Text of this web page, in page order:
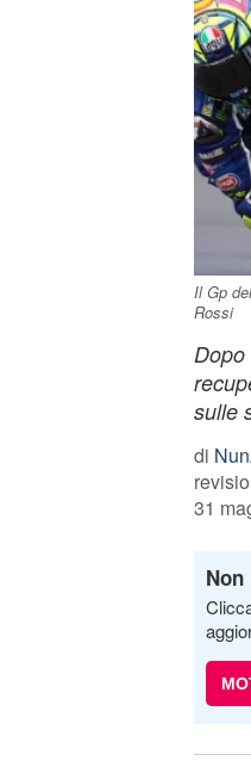
Il Gp
Rossi
Dopo
sulle
di
31